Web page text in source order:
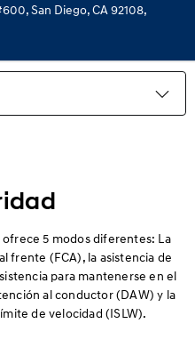
San Diego, CA 92108,
5 modos diferentes: La
frente (FCA), la asistencia de
para mantenerse en el
al conductor (DAW) y la
de velocidad (ISLW).